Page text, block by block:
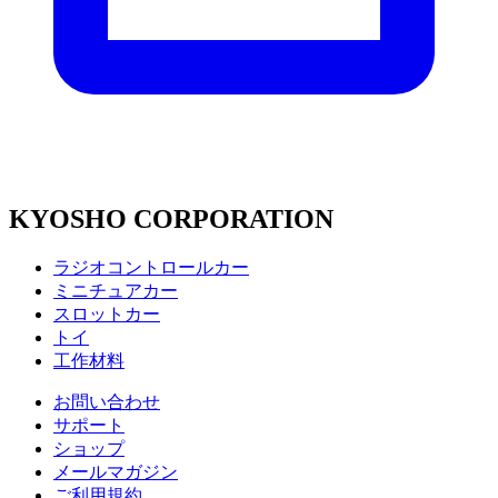
KYOSHO CORPORATION
ラジオコントロールカー
ミニチュアカー
スロットカー
トイ
工作材料
お問い合わせ
サポート
ショップ
メールマガジン